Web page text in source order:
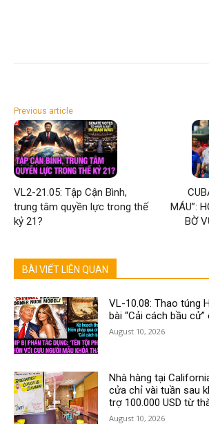
Previous article
VL2-21.05: Tập Cận Bình,
trung tâm quyền lực trong thế
kỷ 21?
MÁU”:
BỜ
BÀI VIẾT LIÊN QUAN
VL-10.08: Thao túng
bài “Cải cách bầu
August 10, 2026
Nhà hàng tại
cửa chỉ vài tuần sau
trợ 100.000 USD từ
August 10, 2026